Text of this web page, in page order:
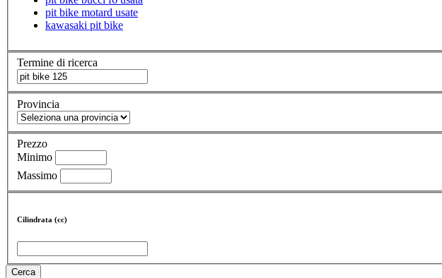
pit bike motard usate
kawasaki pit bike
Termine di ricerca
Provincia
Prezzo
Minimo
Massimo
Cilindrata (cc)
Cerca